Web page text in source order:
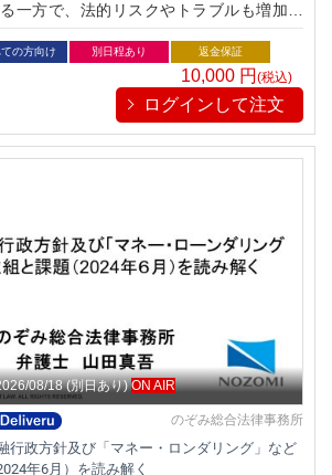
一方で、法的リスクやトラブルも増加し
ーでは、EC事業者が知っておくべき法律
解説。トラブルを未然に防ぎ、安心して売
実践的な法務スキルを身につけましょう。
の方向け 別日程あり 返金保証
10,000 円(税込)
ログインして注文
08/18 (別日あり) ON AIR
のぞみ総合法律事務所
行政方針及び「マネー・ロンダリング」など
年6月）を読み解く